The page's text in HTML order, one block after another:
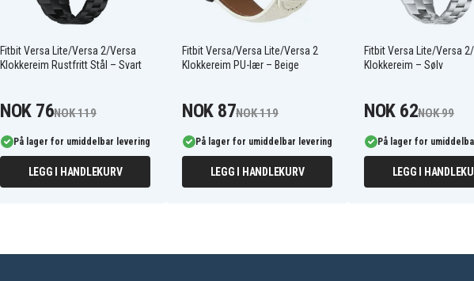
Grå
Konstläder
Fitbit Versa Lite/Versa 2/Versa
Klokkereim Rustfritt Stål – Svart
NOK 76NOK 119
På lager for umiddelbar levering
LEGG I HANDLEKURV
Fitbit Versa/Versa Lite/Versa 2
Klokkereim PU-lær – Beige
NOK 87NOK 119
På lager for umiddelbar levering
LEGG I HANDLEKURV
Fitbit Versa Lite/Versa
Klokkereim – Sølv
NOK 62NOK 99
På lager for
LEGG I